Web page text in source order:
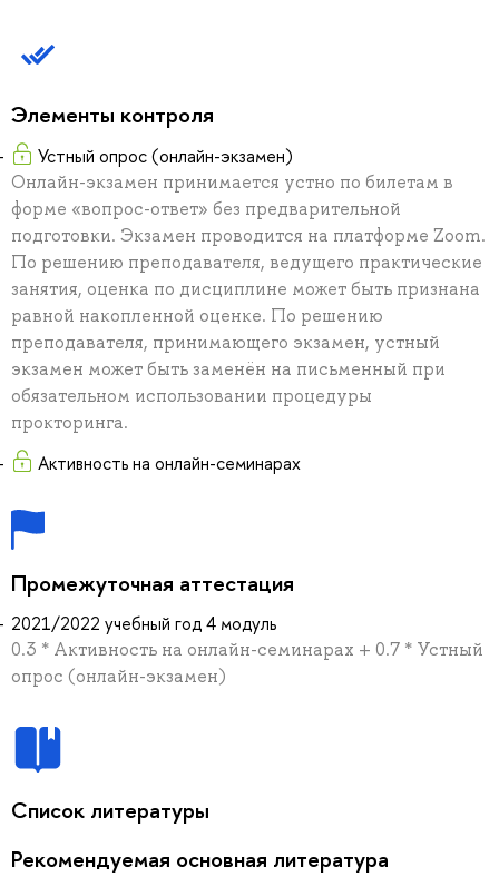
Элементы контроля
Устный опрос (онлайн-экзамен)
Онлайн-экзамен принимается устно по билетам в
форме «вопрос-ответ» без предварительной
подготовки. Экзамен проводится на платформе Zoom.
По решению преподавателя, ведущего практические
занятия, оценка по дисциплине может быть признана
равной накопленной оценке. По решению
преподавателя, принимающего экзамен, устный
экзамен может быть заменён на письменный при
обязательном использовании процедуры
прокторинга.
Активность на онлайн-семинарах
Промежуточная аттестация
2021/2022 учебный год 4 модуль
0.3 * Активность на онлайн-семинарах + 0.7 * Устный
опрос (онлайн-экзамен)
Список литературы
Рекомендуемая основная литература